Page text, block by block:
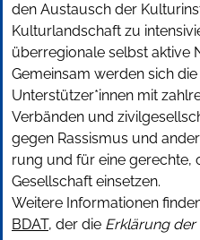
den Aus­tau­sch der
Kul­tur­land­schaft zu
über­re­gio­na­le selbst akti­ve
Gemein­sam wer­den sich
Unterstützer*innen mit
Ver­bän­den und
gegen Ras­sis­mus und
rung und für eine gerech­te,
Gesell­schaft ein­set­zen.
Weitere Informationen
BDAT, der die Erklärung der